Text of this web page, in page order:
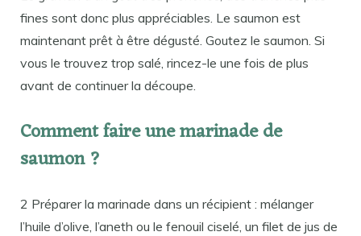
fines sont donc plus appréciables. Le saumon est
maintenant prêt à être dégusté. Goutez le saumon. Si
vous le trouvez trop salé, rincez-le une fois de plus
avant de continuer la découpe.
Comment faire une marinade de
saumon ?
2 Préparer la marinade dans un récipient : mélanger
l’huile d’olive, l’aneth ou le fenouil ciselé, un filet de jus de